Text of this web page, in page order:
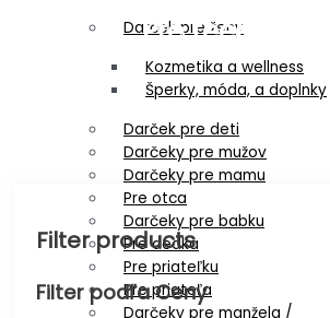
Darček pre ženy
Kozmetika a wellness
Šperky, móda, a doplnky
Darček pre deti
Darčeky pre mužov
Darčeky pre mamu
Pre otca
Darčeky pre babku
Pre dedka
Pre priateľku
Pre priateľa
Darčeky pre manžela /
Pre teenagerov
Filter products
Filter podľa Ceny